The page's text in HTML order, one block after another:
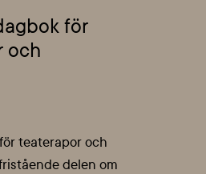
för
och
teaterapor och
delen om